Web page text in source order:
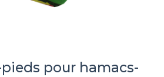
pour hamacs-